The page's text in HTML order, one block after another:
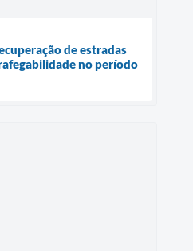
de estradas
no período